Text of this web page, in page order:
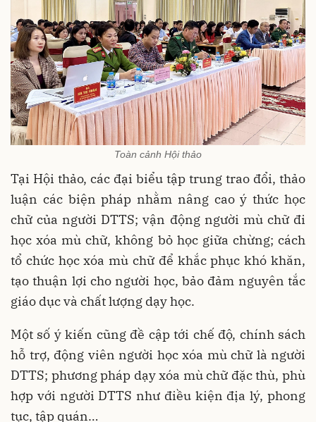
Toàn cảnh Hội thảo
Tại Hội thảo, các đại biểu tập trung trao đổi, thảo
luận các biện pháp nhằm nâng cao ý thức học
chữ của người DTTS; vận động người mù chữ đi
học xóa mù chữ, không bỏ học giữa chừng; cách
tổ chức học xóa mù chữ để khắc phục khó khăn,
tạo thuận lợi cho người học, bảo đảm nguyên tắc
giáo dục và chất lượng dạy học.
Một số ý kiến cũng đề cập tới chế độ, chính sách
hỗ trợ, động viên người học xóa mù chữ là người
DTTS; phương pháp dạy xóa mù chữ đặc thù, phù
hợp với người DTTS như điều kiện địa lý, phong
tục, tập quán…